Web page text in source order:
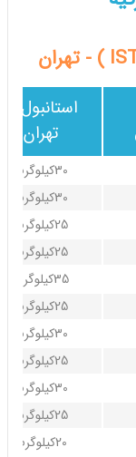
استانبول به
تهران
30کیلوگرم
30کیلوگرم
25کیلوگرم
25کیلوگرم
35کیلوگرم
25کیلوگرم
30کیلوگرم
25کیلوگرم
30کیلوگرم
25کیلوگرم
20کیلوگرم